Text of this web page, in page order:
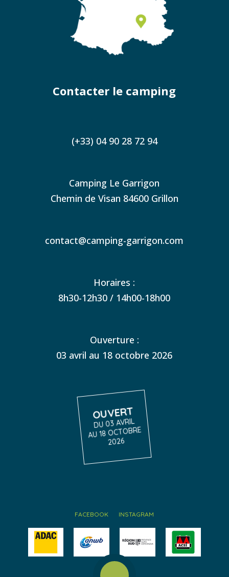
Contacter le camping
(+33) 04 90 28 72 94
Camping Le Garrigon
Chemin de Visan 84600 Grillon
contact@camping-garrigon.com
Horaires :
8h30-12h30 / 14h00-18h00
Ouverture :
03 avril au 18 octobre 2026
OUVERT
DU 03 AVRIL
AU 18 OCTOBRE
2026
FACEBOOK INSTAGRAM